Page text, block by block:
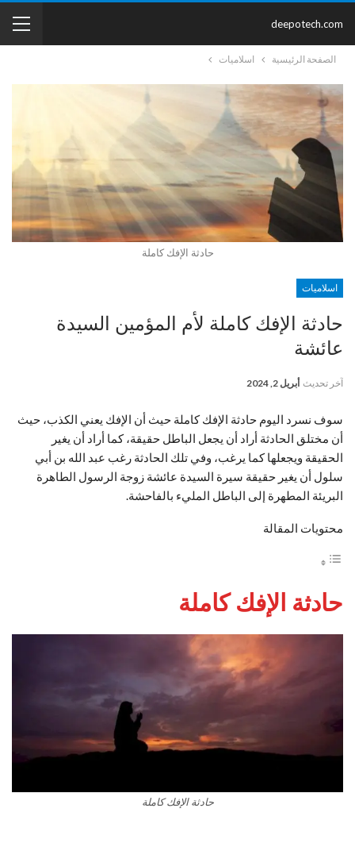
deepotech.com
الصفحة الرئيسية اسلاميات
حادثة الإفك كاملة
اسلاميات
حادثة الإفك كاملة لأم المؤمين السيدة
عائشة
آخر تحديث أبريل 2, 2024
سوف نسرد اليوم حادثة الإفك كاملة حيث أن الإفك يعني الكذب، حيث
أن مختلق الحادثة أراد أن يجعل الباطل حقيقة، كما أراد أن يغير
الحقيقة ويجعلها كما يرغب، وفي تلك الحادثة رغب عبد الله بن أبي
سلول أن يغير حقيقة سيرة السيدة عائشة زوجة الرسول الطاهرة
البريئة المطهرة إلى الباطل المليء بالفاحشة.
محتويات المقالة
حادثة الإفك كاملة
حادثة الإفك كاملة